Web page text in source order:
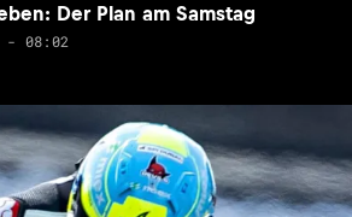
Der Plan am Samstag
- 08:02